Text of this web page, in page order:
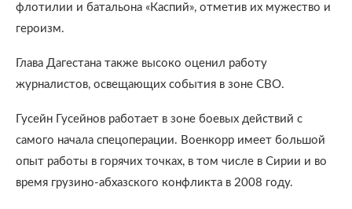
флотилии и батальона «Каспий», отметив их мужество и
героизм.
Глава Дагестана также высоко оценил работу
журналистов, освещающих события в зоне СВО.
Гусейн Гусейнов работает в зоне боевых действий с
самого начала спецоперации. Военкорр имеет большой
опыт работы в горячих точках, в том числе в Сирии и во
время грузино-абхазского конфликта в 2008 году.